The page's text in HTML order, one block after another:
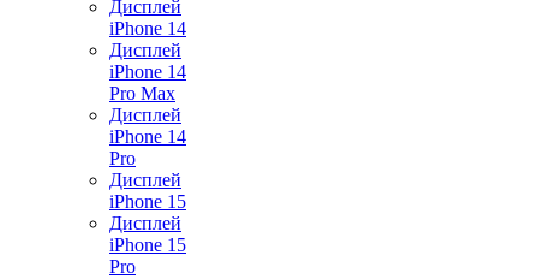
Дисплей
iPhone 14
Дисплей
iPhone 14
Pro Max
Дисплей
iPhone 14
Pro
Дисплей
iPhone 15
Дисплей
iPhone 15
Pro